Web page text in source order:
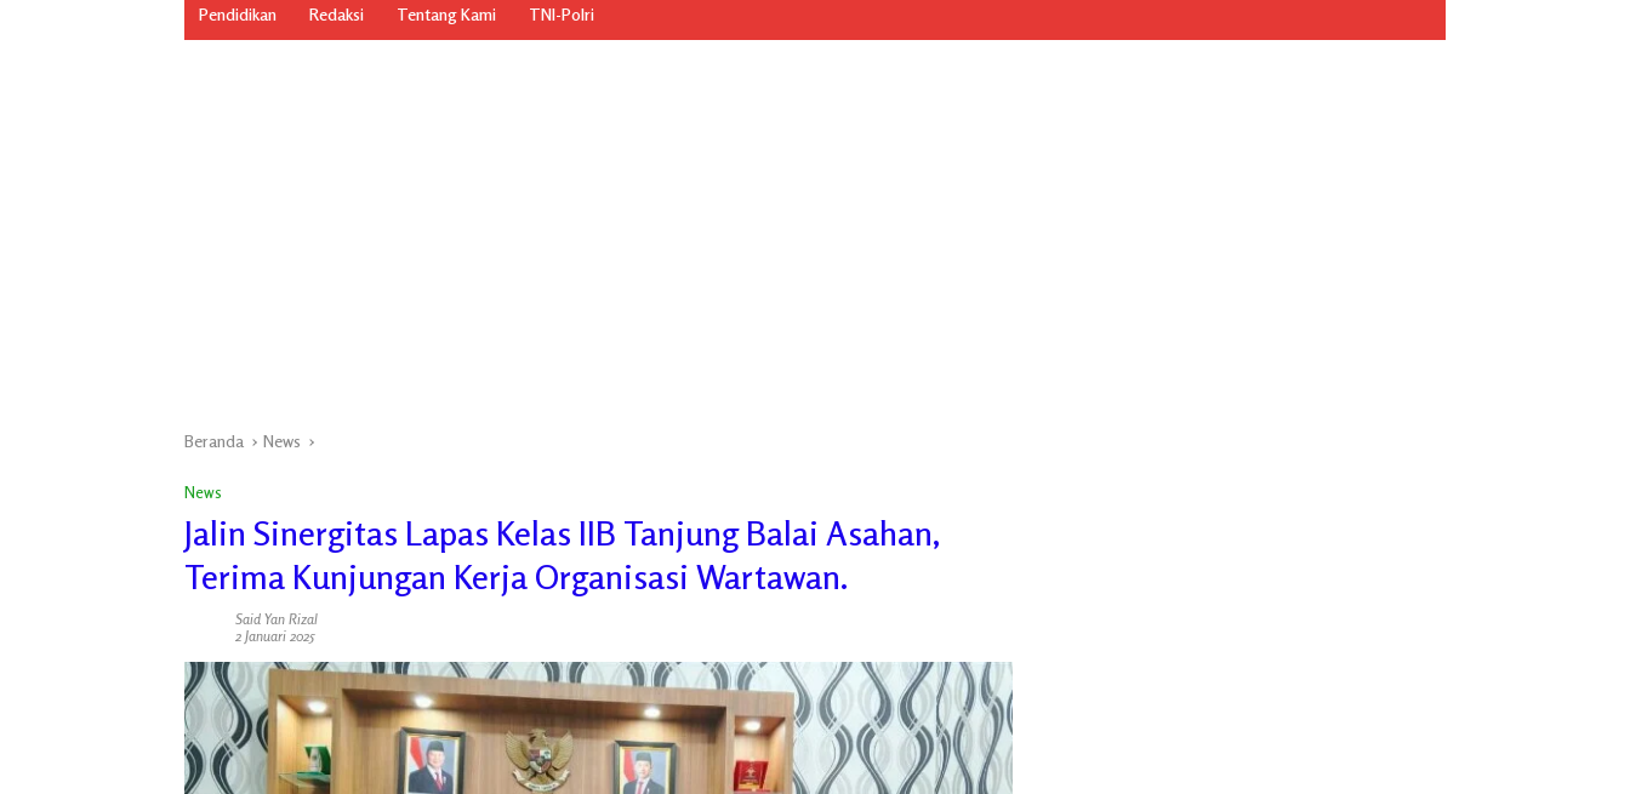
Pendidikan Redaksi Tentang Kami TNI-Polri
Beranda News
News
Jalin Sinergitas Lapas Kelas IIB Tanjung Balai Asahan,
Terima Kunjungan Kerja Organisasi Wartawan.
Said Yan Rizal
2 Januari 2025